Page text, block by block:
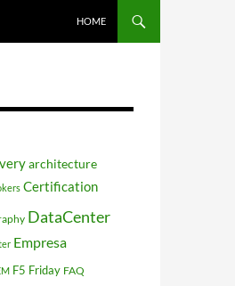
HOME
architecture
Certification
DataCenter
Empresa
F5 Friday FAQ